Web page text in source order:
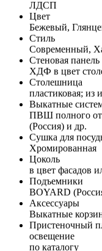
ЛДСП
Цвет
Бежевый,
Стиль
Современный,
Стеновая панель
ХДФ в цвет
Столешница
пластиковая; из
Выкатные
ПВШ полного
(Россия) и др.
Сушка для
Хромированная
Цоколь
в цвет фасадов
Подъемники
BOYARD
Аксессуары
Выкатные
Пристеночный
освещение
по каталогу